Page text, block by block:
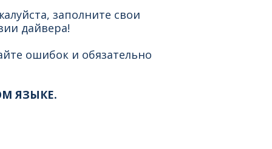
заполните свои
дайвера!
ошибок и обязательно
ЯЗЫКЕ.